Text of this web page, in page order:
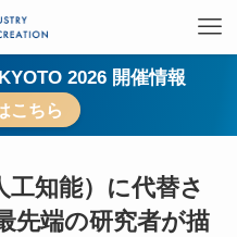
2026 開催情報
こちら
工知能）に代替さ
先端の研究者が描